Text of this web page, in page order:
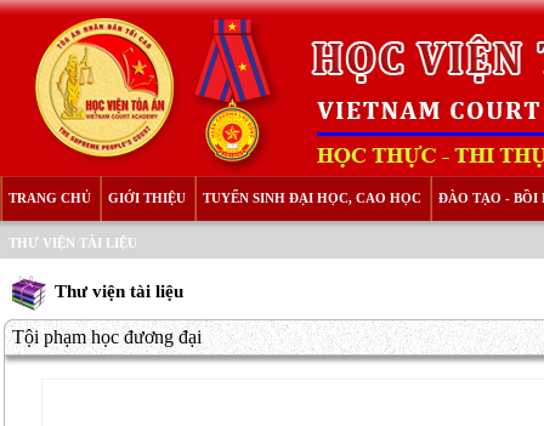
TRANG CHỦ GIỚI THIỆU TUYỂN SINH ĐẠI HỌC, CAO HỌC ĐÀO TẠO - BỒI
THƯ VIỆN TÀI LIỆU
Thư viện tài liệu
Tội phạm học đương đại